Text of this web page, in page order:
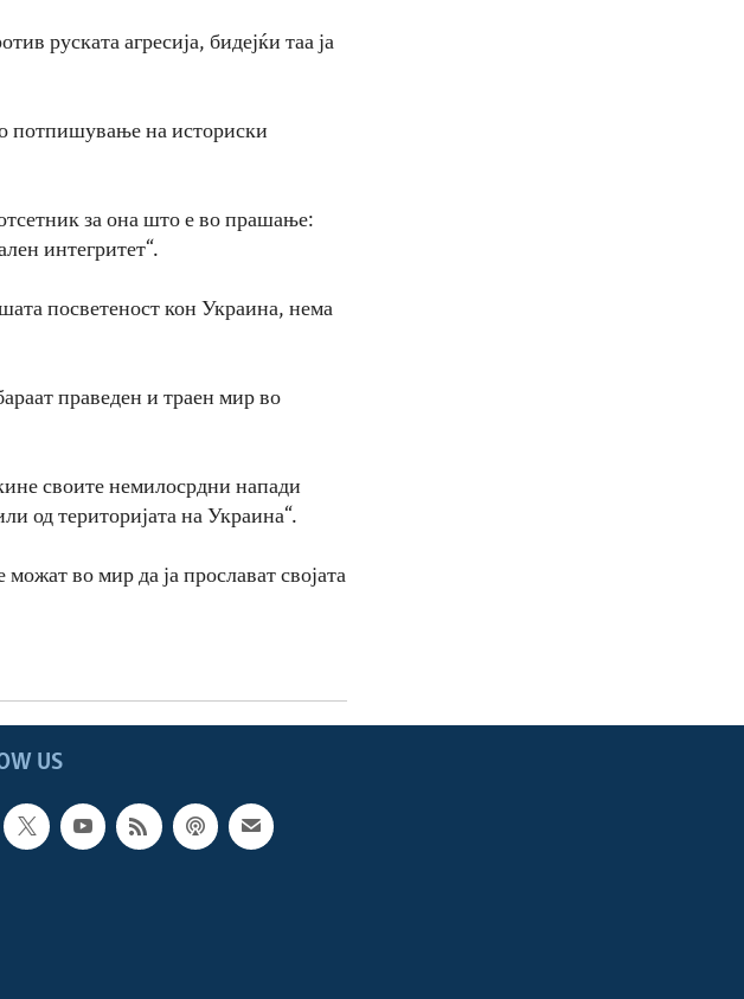
руската агресија, бидејќи таа ја
потпишување на историски
за она што е во прашање:
интегритет“.
посветеност кон Украина, нема
праведен и траен мир во
своите немилосрдни напади
од територијата на Украина“.
во мир да ја прослават својата
US